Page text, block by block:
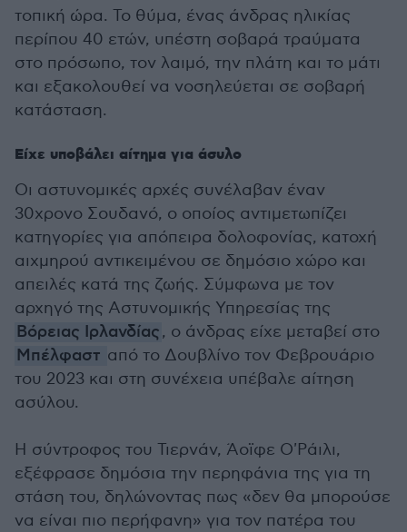
τοπική ώρα. Το θύμα, ένας άνδρας ηλικίας
περίπου 40 ετών, υπέστη σοβαρά τραύματα
στο πρόσωπο, τον λαιμό, την πλάτη και το μάτι
και εξακολουθεί να νοσηλεύεται σε σοβαρή
κατάσταση.
Είχε υποβάλει αίτημα για άσυλο
Οι αστυνομικές αρχές συνέλαβαν έναν
30χρονο Σουδανό, ο οποίος αντιμετωπίζει
κατηγορίες για απόπειρα δολοφονίας, κατοχή
αιχμηρού αντικειμένου σε δημόσιο χώρο και
απειλές κατά της ζωής. Σύμφωνα με τον
αρχηγό της Αστυνομικής Υπηρεσίας της
Βόρειας Ιρλανδίας, ο άνδρας είχε μεταβεί στο
Μπέλφαστ από το Δουβλίνο τον Φεβρουάριο
του 2023 και στη συνέχεια υπέβαλε αίτηση
ασύλου.
Η σύντροφος του Τιερνάν, Άοϊφε Ο'Ράιλι,
εξέφρασε δημόσια την περηφάνια της για τη
στάση του, δηλώνοντας πως «δεν θα μπορούσε
να είναι πιο περήφανη» για τον πατέρα του